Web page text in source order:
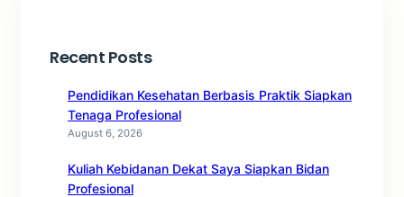
Recent Posts
Pendidikan Kesehatan Berbasis Praktik Siapkan
Tenaga Profesional
August 6, 2026
Kuliah Kebidanan Dekat Saya Siapkan Bidan
Profesional